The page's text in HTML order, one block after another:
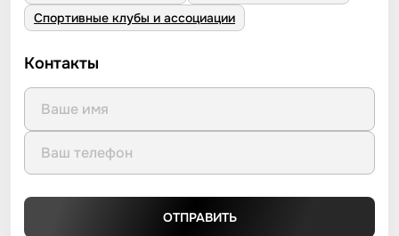
Спортивные клубы и ассоциации
Контакты
ОТПРАВИТЬ